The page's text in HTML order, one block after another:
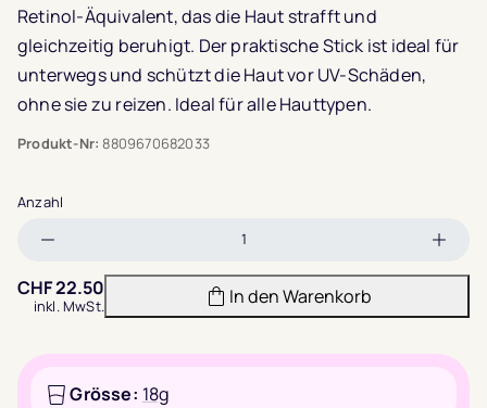
Retinol-Äquivalent, das die Haut strafft und
gleichzeitig beruhigt. Der praktische Stick ist ideal für
unterwegs und schützt die Haut vor UV-Schäden,
ohne sie zu reizen. Ideal für alle Hauttypen.
Produkt-Nr: 8809670682033
Anzahl
verringern
CHF22.50
inkl. MwSt. In den Warenkorb
Grösse: 18g